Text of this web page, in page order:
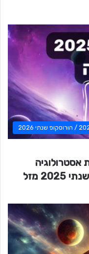
תחזית אסטרולוגיה
שנתית מזל בתולה / הורוסקופ שנתי 2025 מזל